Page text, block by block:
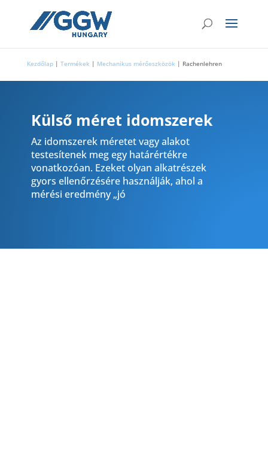
Kezdőlap| Termékek | Mechanikus mérőeszközök | Rachenlehren
Külső méret idomszerek
Az idomszerek méretet vagy alakot
testesítenek meg egy határértékre
vonatkozóan. Ezeket olyan alkatrészek
gyors ellenőrzésére használják, ahol a
mérési eredmény „jó